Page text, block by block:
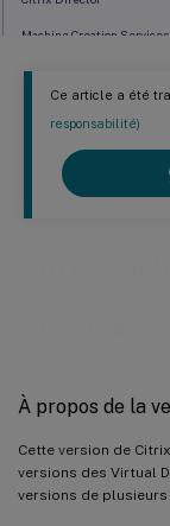
Ce article a été
responsabilité)
À propos de la
Cette version de
versions des Virtual
versions de
Machine Creation Services
Gestion des profils
Workspace Environment